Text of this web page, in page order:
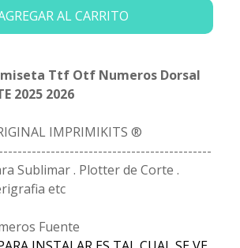
AL CARRITO
Ttf Otf Numeros Dorsal
2025 2026
IMPRIMIKITS ®
Sublimar . Plotter de Corte .
etc
Fuente